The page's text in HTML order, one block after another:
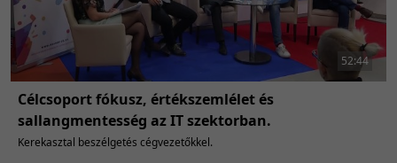
52:44
Célcsoport fókusz, értékszemlélet és
sallangmentesség az IT szektorban.
Kerekasztal beszélgetés cégvezetőkkel.